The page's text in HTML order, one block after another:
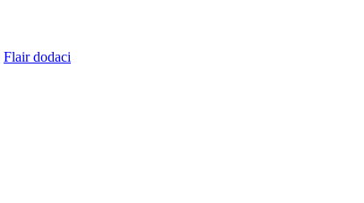
Flair dodaci